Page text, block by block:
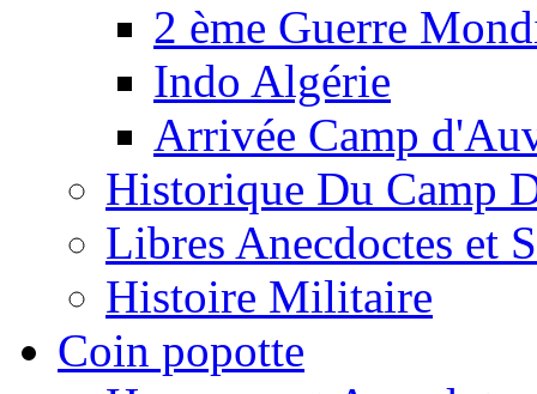
2 ème Guerre
Indo Algérie
Arrivée Camp
Historique Du Camp
Libres Anecdoctes et
Histoire Militaire
Coin popotte